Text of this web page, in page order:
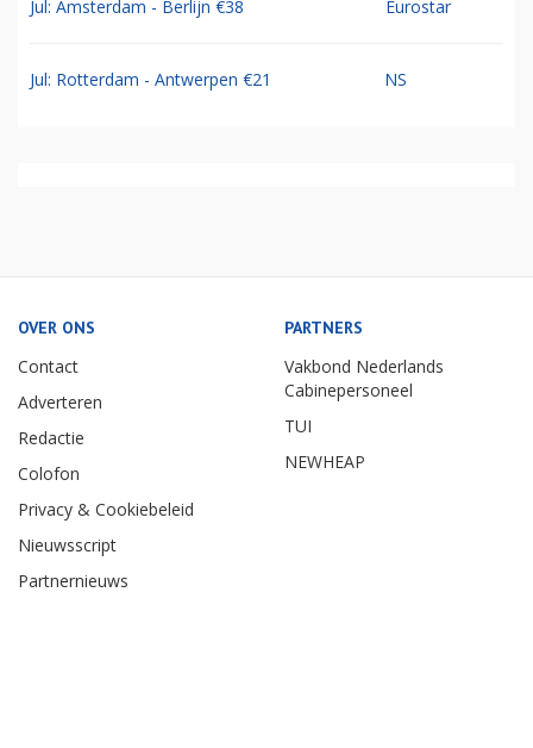
Jul: Amsterdam - Berlijn €38 Eurostar
Jul: Rotterdam - Antwerpen €21 NS
OVER ONS
Contact
Adverteren
Redactie
Colofon
Privacy & Cookiebeleid
Nieuwsscript
Partnernieuws
PARTNERS
Vakbond Nederlands
Cabinepersoneel
TUI
NEWHEAP